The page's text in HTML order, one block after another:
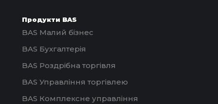
Продукти BAS
BAS Малий бізнес
BAS Бухгалтерія
BAS Роздрібна торгівля
BAS Управління торгівлею
BAS Комплексне управління